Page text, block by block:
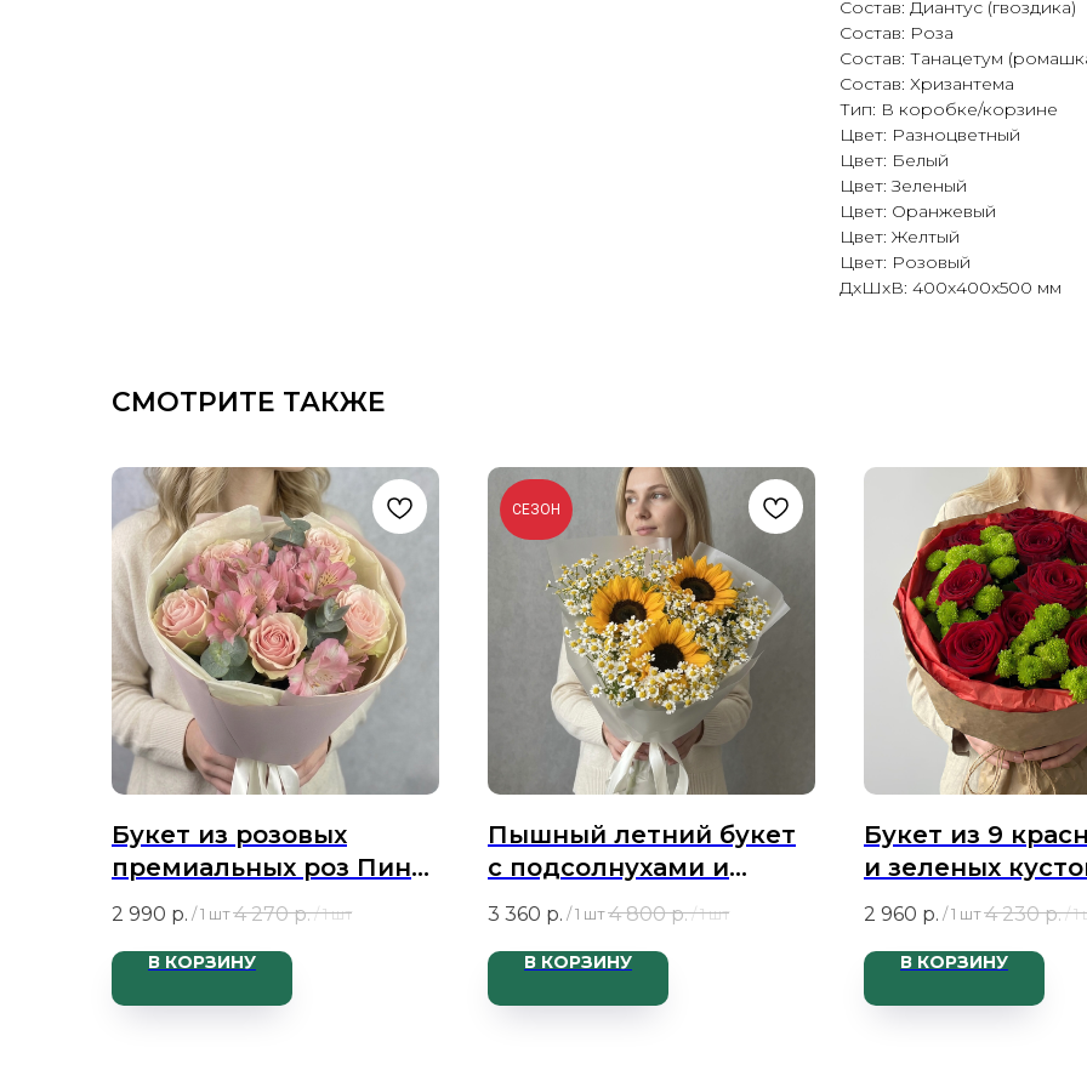
Состав: Диантус (гвоздика)
Состав: Роза
Состав: Танацетум
Состав: Хризантема
Тип: В коробке/корзине
Цвет: Разноцветный
Цвет: Белый
Цвет: Зеленый
Цвет: Оранжевый
Цвет: Желтый
Цвет: Розовый
ДxШxВ: 400x400x500 мм
СМОТРИТЕ ТАКЖЕ
Букет из розовых
премиальных роз Пинк
Мондиаль, розовой
альстромерии Фифи
Премиум и эвкалипта
2 990 р. / 1 шт 4 270 р. / 1 шт
В КОРЗИНУ
СЕЗОН
Пышный летний букет
с подсолнухами и
ромашками
3 360 р. / 1 шт 4 800 р. / 1 шт
В КОРЗИНУ
Букет из 9
и зеленых
хризантем
2 960 р. / 1 шт 4 230 р. / 1
В КОРЗИНУ